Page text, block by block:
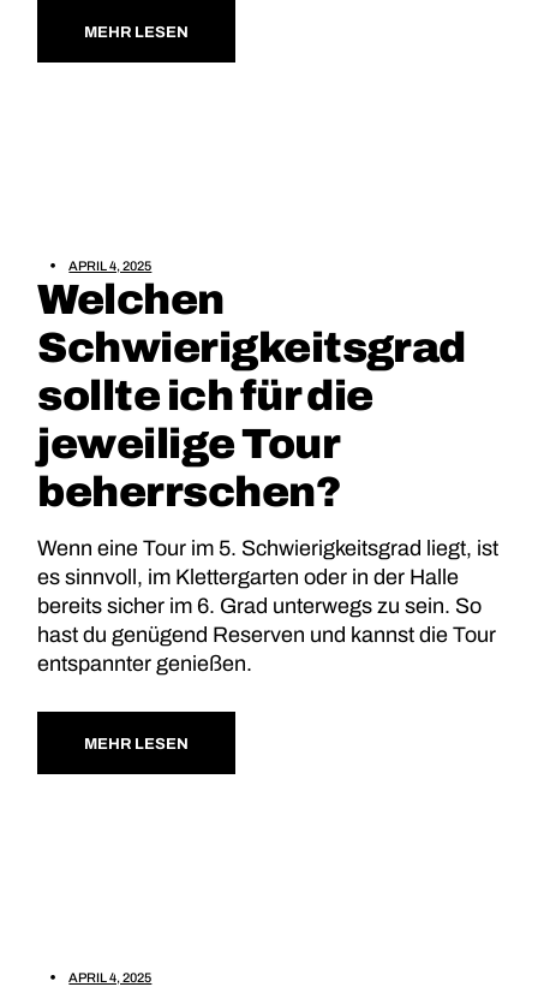
MEHR LESEN
APRIL 4, 2025
Welchen
Schwierigkeitsgrad
sollte ich für die
jeweilige Tour
beherrschen?
Wenn eine Tour im 5. Schwierigkeitsgrad liegt, ist
es sinnvoll, im Klettergarten oder in der Halle
bereits sicher im 6. Grad unterwegs zu sein. So
hast du genügend Reserven und kannst die Tour
entspannter genießen.
MEHR LESEN
APRIL 4, 2025